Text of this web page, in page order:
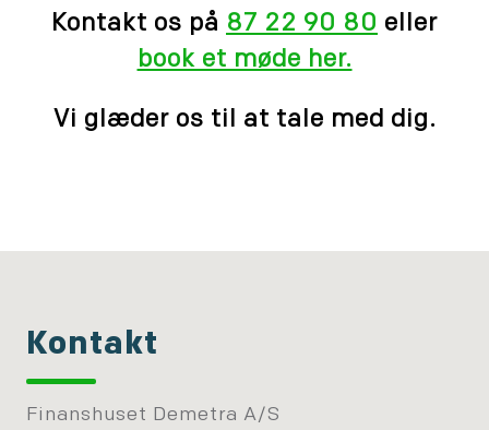
Kontakt os på 87 22 90 80 eller
book et møde her.
Vi glæder os til at tale med dig.
Kontakt
Finanshuset Demetra A/S